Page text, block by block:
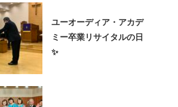
ユーオーディア・アカデ
ミー卒業リサイタルの日
✨